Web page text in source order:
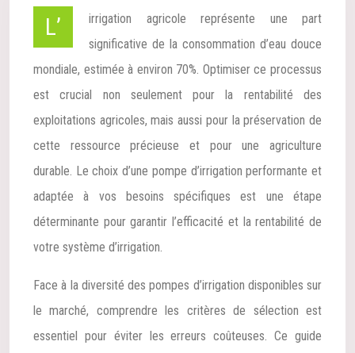
L’irrigation agricole représente une part
significative de la consommation d’eau douce
mondiale, estimée à environ 70%. Optimiser ce processus
est crucial non seulement pour la rentabilité des
exploitations agricoles, mais aussi pour la préservation de
cette ressource précieuse et pour une agriculture
durable. Le choix d’une pompe d’irrigation performante et
adaptée à vos besoins spécifiques est une étape
déterminante pour garantir l’efficacité et la rentabilité de
votre système d’irrigation.
Face à la diversité des pompes d’irrigation disponibles sur
le marché, comprendre les critères de sélection est
essentiel pour éviter les erreurs coûteuses. Ce guide